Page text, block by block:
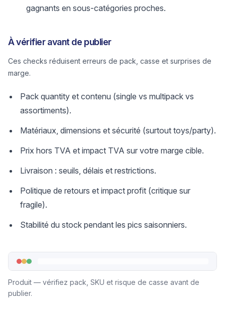
gagnants en sous-catégories proches.
À vérifier avant de publier
Ces checks réduisent erreurs de pack, casse et surprises de
marge.
Pack quantity et contenu (single vs multipack vs
assortiments).
Matériaux, dimensions et sécurité (surtout toys/party).
Prix hors TVA et impact TVA sur votre marge cible.
Livraison : seuils, délais et restrictions.
Politique de retours et impact profit (critique sur
fragile).
Stabilité du stock pendant les pics saisonniers.
Produit — vérifiez pack, SKU et risque de casse avant de
publier.